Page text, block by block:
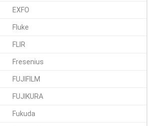
EXFO
Fluke
FLIR
Fresenius
FUJIFILM
FUJIKURA
Fukuda